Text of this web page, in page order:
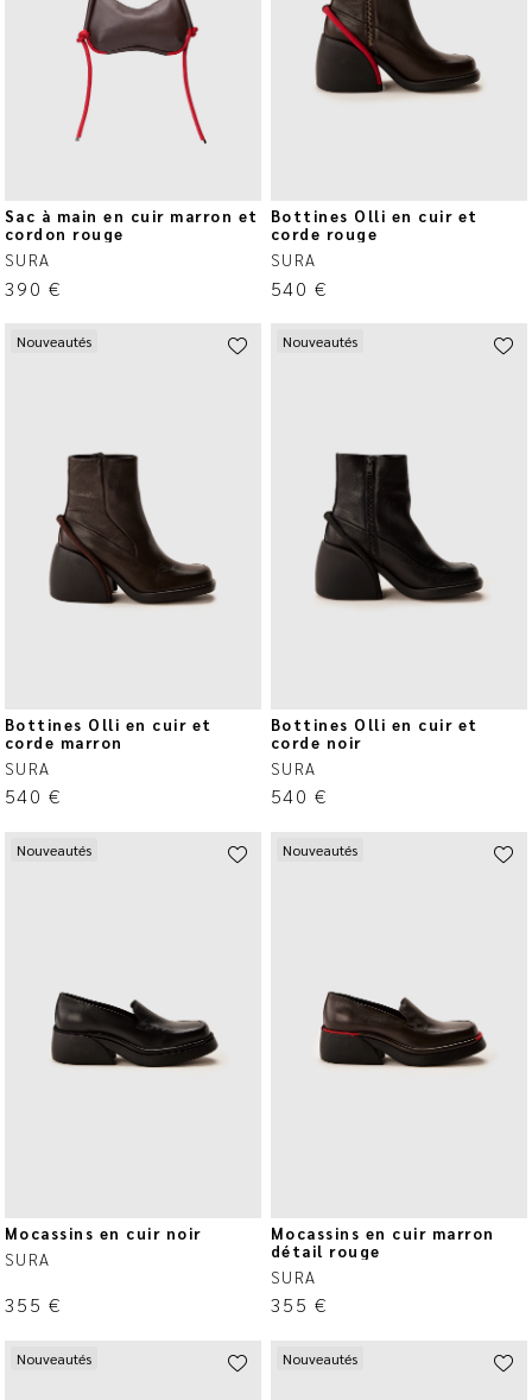
Sac à main en cuir marron et
cordon rouge
SURA
390 €
Bottines Olli en cuir et
corde rouge
SURA
540 €
Nouveautés
Bottines Olli en cuir et
corde marron
SURA
540 €
Nouveautés
Bottines Olli en cuir et
corde noir
SURA
540 €
Nouveautés
Mocassins en cuir noir
SURA
355 €
Nouveautés
Mocassins en cuir marron
détail rouge
SURA
355 €
Nouveautés Nouveautés